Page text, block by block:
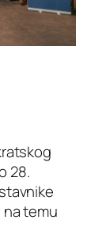
28.
na temu